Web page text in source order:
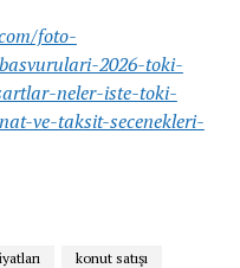
foto-
2026-toki-
neler-iste-toki-
ve-taksit-secenekleri-
konut satışı